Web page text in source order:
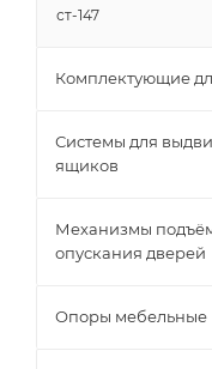
ст-147
Комплектующие
Системы для
ящиков
Механизмы
опускания дверей
Опоры мебельные